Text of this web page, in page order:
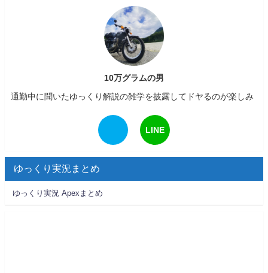
10万グラムの男
通勤中に聞いたゆっくり解説の雑学を披露してドヤるのが楽しみ
LINE
ゆっくり実況まとめ
ゆっくり実況 Apexまとめ